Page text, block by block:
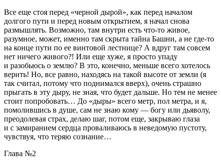
Все еще стоя перед «черной дырой», как перед началом
долгого пути и перед новым открытием, я начал снова
размышлять. Возможно, там внутри есть что-то живое,
разумное, может, именно там скрыта тайна Башни, а не где-то
на конце пути по ее винтовой лестнице? А вдруг там совсем
нет ничего живого?! Или еще хуже, я просто упаду
и разобьюсь о землю? В это, конечно, меньше всего хотелось
верить! Но, все равно, находясь на такой высоте от земли (я
так считал, потому что поднимался вверх), очень страшно
прыгать в эту дыру, не зная, что будет дальше. Но тем не менее
стоит попробовать… До «дыры» всего метр, пол метра, и я,
помолившись в душе, сам не знаю кому — богу или дьяволу,
преодолевая страх, делаю шаг, потом еще, закрываю глаза
и с замиранием сердца проваливаюсь в неведомую пустоту,
чувствуя, что теряю сознание…
Глава №2